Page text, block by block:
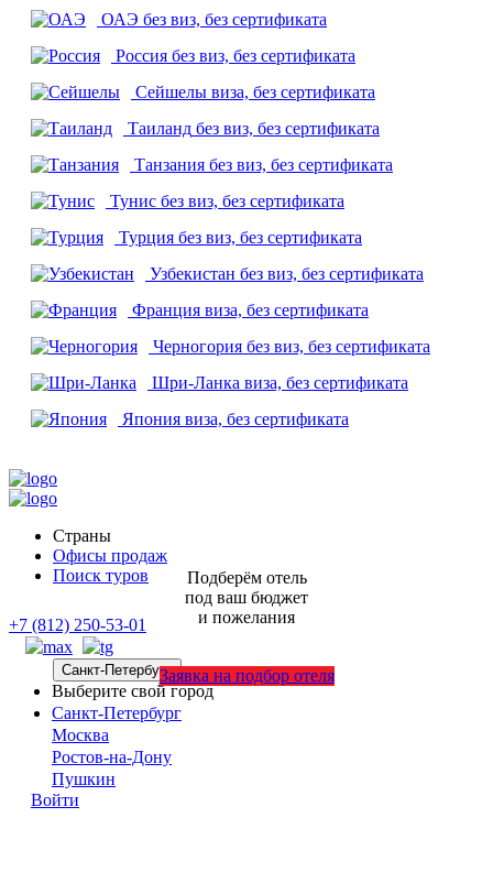
ОАЭ без виз, без сертификата
Россия без виз, без сертификата
Сейшелы виза, без сертификата
Таиланд без виз, без сертификата
Танзания без виз, без сертификата
Тунис без виз, без сертификата
Турция без виз, без сертификата
Узбекистан без виз, без сертификата
Франция виза, без сертификата
Черногория без виз, без сертификата
Шри-Ланка виза, без сертификата
Япония виза, без сертификата
Страны
Офисы продаж
Поиск туров
+7 (812) 250-53-01
Санкт-Петербург
Выберите свой город
Санкт-Петербург
Москва
Ростов-на-Дону
Пушкин
Войти
Подберём отель
под ваш бюджет
и пожелания
Заявка на подбор отеля